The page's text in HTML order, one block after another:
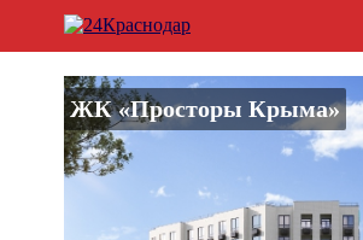
ЖК «Просторы Крыма»